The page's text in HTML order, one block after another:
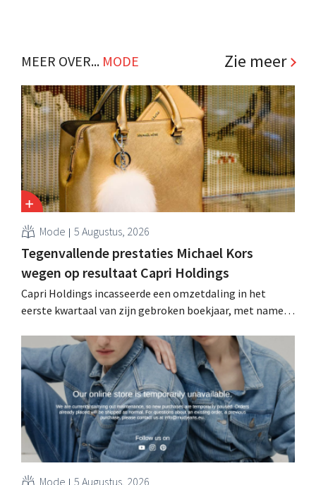
MEER OVER... MODE Zie meer
Mode 5 Augustus, 2026
Tegenvallende prestaties Michael Kors
wegen op resultaat Capri Holdings
Capri Holdings incasseerde een omzetdaling in het
eerste kwartaal van zijn gebroken boekjaar, met name
Kors, ondanks sterke resultaten van Jimmy Choo.
Mode 5 Augustus, 2026